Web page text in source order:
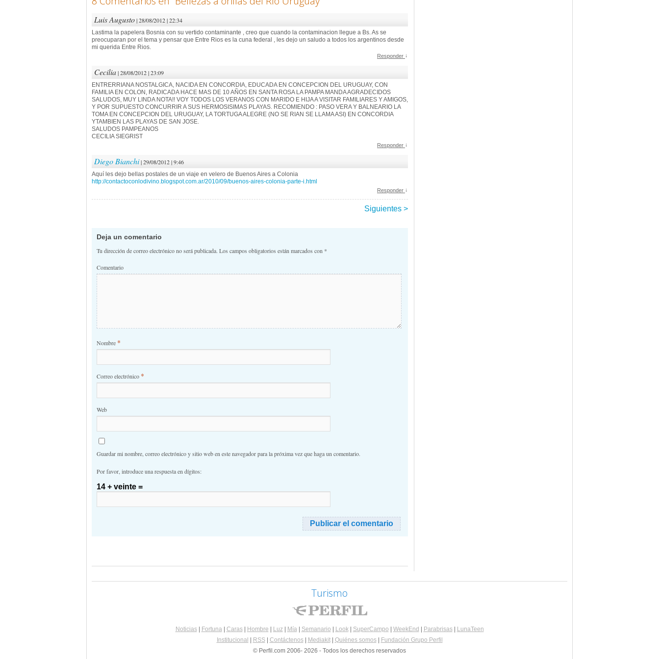
Luis Augusto| 28/08/2012 | 22:34
Lastima la papelera Bosnia con su vertido contaminante , creo que cuando la contaminacion llegue a Bs. As se
preocuparan por el tema y pensar que Entre Rios es la cuna federal , les dejo un saludo a todos los argentinos desde
mi querida Entre Rios.
Responder ↓
Cecilia| 28/08/2012 | 23:09
ENTRERRIANA NOSTALGICA, NACIDA EN CONCORDIA, EDUCADA EN CONCEPCION DEL URUGUAY, CON
FAMILIA EN COLON, RADICADA HACE MAS DE 10 AÑOS EN SANTA ROSA LA PAMPA MANDA AGRADECIDOS
SALUDOS, MUY LINDA NOTA!! VOY TODOS LOS VERANOS CON MARIDO E HIJA A VISITAR FAMILIARES Y AMIGOS,
Y POR SUPUESTO CONCURRIR A SUS HERMOSISIMAS PLAYAS. RECOMIENDO : PASO VERA Y BALNEARIO LA
TOMA EN CONCEPCION DEL URUGUAY, LA TORTUGA ALEGRE (NO SE RIAN SE LLAMA ASI) EN CONCORDIA
YTAMBIEN LAS PLAYAS DE SAN JOSE.
SALUDOS PAMPEANOS
CECILIA SIEGRIST
Responder ↓
Diego Bianchi| 29/08/2012 | 9:46
Aquí les dejo bellas postales de un viaje en velero de Buenos Aires a Colonia
http://contactoconlodivino.blogspot.com.ar/2010/09/buenos-aires-colonia-parte-i.html
Responder ↓
Siguientes >
Deja un comentario
Tu dirección de correo electrónico no será publicada. Los campos obligatorios están marcados con *
Comentario
Nombre *
Correo electrónico *
Web
Guardar mi nombre, correo electrónico y sitio web en este navegador para la próxima vez que haga un comentario.
Por favor, introduce una respuesta en dígitos:
14 + veinte =
Turismo
Noticias| Fortuna| Caras| Hombre Luz| Mía| Semanario Look| SuperCampo WeekEnd Parabrisas|
LunaTeen
Institucional
RSS| Contáctenos| Mediakit| Quiénes somos|
Fundación Grupo Perfil
© Perfil.com 2006- 2026 - Todos los derechos reservados